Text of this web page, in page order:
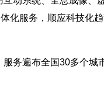
化服务，顺应科技化
服务遍布全国30多个城